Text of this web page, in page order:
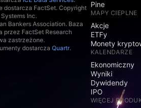
dostarcza FactSet. Copyright
Inc.
Bankers Association. Baza
przez FactSet Research
zastrzeżone.
dostarcza Quartr.
Pine
MAPY CIEPLNE
Akcje
ETFy
Monety
KALENDARZE
Ekonomiczny
Wyniki
Dywidendy
IPO
WIĘCEJ